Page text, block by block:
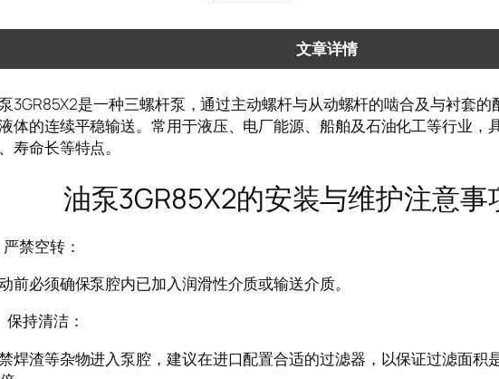
文章详情
3GR85X2是一种三螺杆泵，通过主动螺杆与从动螺杆的啮合及与衬套
体的连续平稳输送。常用于液压、电厂能源、船舶及石油化工等行业，
寿命长等特点。
油泵3GR85X2的安装与维护注意事
严禁空转：
前必须确保泵腔内已加入润滑性介质或输送介质。
保持清洁：
焊渣等杂物进入泵腔，建议在进口配置合适的过滤器，以保证过滤面积